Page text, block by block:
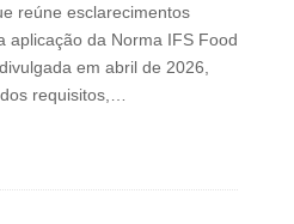
reúne esclarecimentos
aplicação da Norma IFS Food
em abril de 2026,
requisitos,…